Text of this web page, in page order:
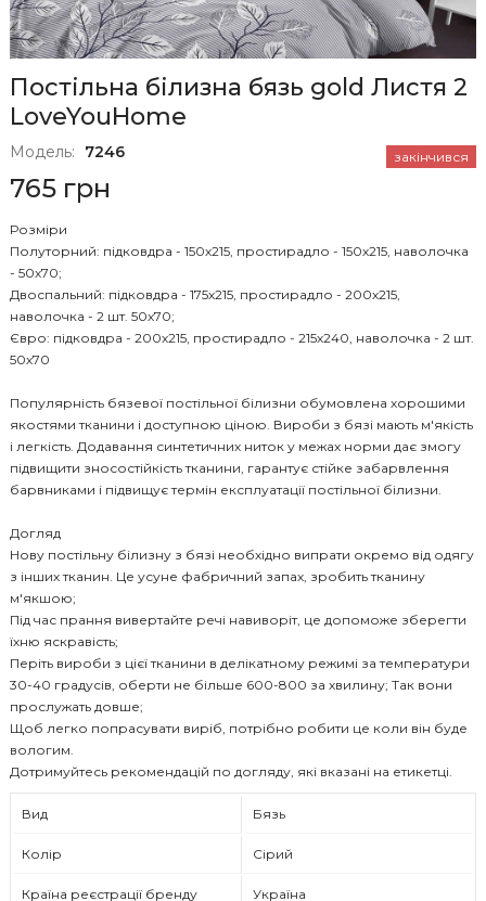
Постільна білизна бязь gold Листя 2
LoveYouHome
Модель: 7246 закінчився
765 грн
Вид Бязь
Колір Сірий
Країна реєстрації бренду Україна
Розміри
Полуторний: підковдра - 150х215, простирадло - 150х215, наволочка
- 50х70;
Двоспальний: підковдра - 175х215, простирадло - 200х215,
наволочка - 2 шт. 50х70;
Євро: підковдра - 200х215, простирадло - 215х240, наволочка - 2 шт.
50х70
Популярність бязевої постільної білизни обумовлена хорошими
якостями тканини і доступною ціною. Вироби з бязі мають м'якість
і легкість. Додавання синтетичних ниток у межах норми дає змогу
підвищити зносостійкість тканини, гарантує стійке забарвлення
барвниками і підвищує термін експлуатації постільної білизни.
Догляд
Нову постільну білизну з бязі необхідно випрати окремо від одягу
з інших тканин. Це усуне фабричний запах, зробить тканину
м'якшою;
Під час прання вивертайте речі навиворіт, це допоможе зберегти
їхню яскравість;
Періть вироби з цієї тканини в делікатному режимі за температури
30-40 градусів, оберти не більше 600-800 за хвилину; Так вони
прослужать довше;
Щоб легко попрасувати виріб, потрібно робити це коли він буде
вологим.
Дотримуйтесь рекомендацій по догляду, які вказані на етикетці.